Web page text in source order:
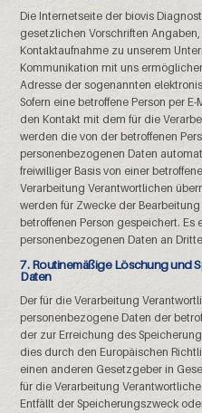
Die Internetseite der biovis
gesetzlichen Vorschriften
Kontaktaufnahme zu unserem
Kommunikation mit uns
Adresse der sogenannten
Sofern eine betroffene Person per
den Kontakt mit dem für die
werden die von der betroffenen
personenbezogenen Daten
freiwilliger Basis von einer
Verarbeitung Verantwortlichen
werden für Zwecke der
betroffenen Person gespeichert.
personenbezogenen Daten an
7. Routinemäßige Löschung und
Daten
Der für die Verarbeitung
personenbezogene Daten der
der zur Erreichung des
dies durch den Europäischen
einen anderen Gesetzgeber in
für die Verarbeitung
Entfällt der Speicherungszweck